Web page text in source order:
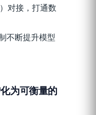
对接，打通数
不断提升模型
为可衡量的